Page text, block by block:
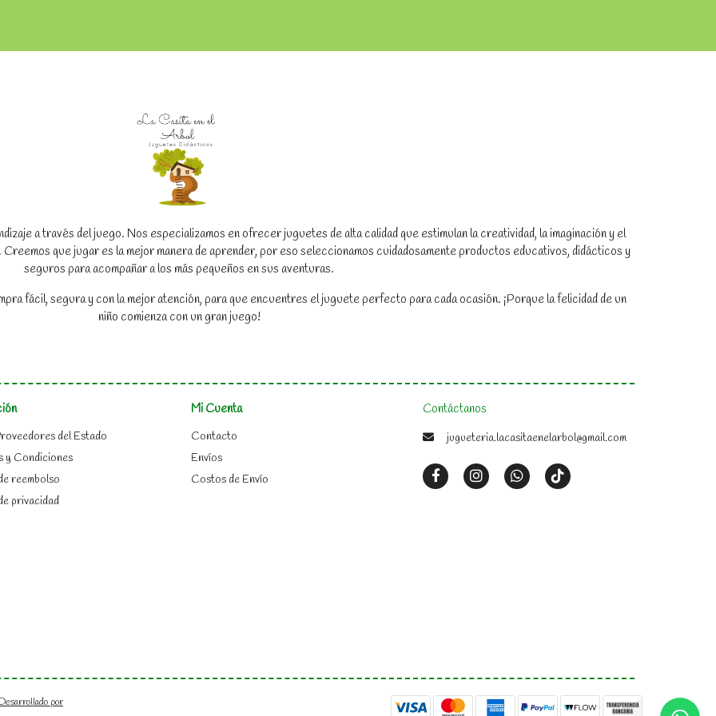
a través del juego. Nos especializamos en ofrecer juguetes de alta calidad que estimulan la creatividad, la imaginación y el
que jugar es la mejor manera de aprender, por eso seleccionamos cuidadosamente productos educativos, didácticos y
seguros para acompañar a los más pequeños en sus aventuras.
fácil, segura y con la mejor atención, para que encuentres el juguete perfecto para cada ocasión. ¡Porque la felicidad de un
niño comienza con un gran juego!
del Estado
y Condiciones
reembolso
privacidad
Mi Cuenta
Contacto
Envíos
Costos de Envío
Contáctanos
jugueteria.lacasitaenelarbol@gmail.com
por